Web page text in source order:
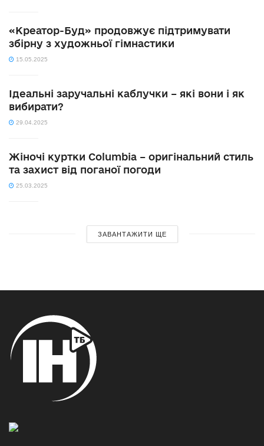
«Креатор-Буд» продовжує підтримувати
збірну з художньої гімнастики
15.05.2025
Ідеальні заручальні каблучки – які вони і як
вибирати?
29.04.2025
Жіночі куртки Columbia – оригінальний стиль
та захист від поганої погоди
25.03.2025
ЗАВАНТАЖИТИ ЩЕ